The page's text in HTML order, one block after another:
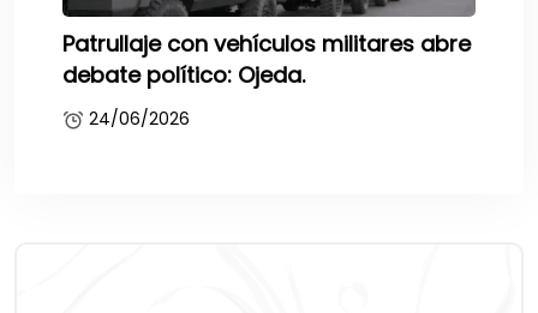
Patrullaje con vehículos militares abre
debate político: Ojeda.
24/06/2026